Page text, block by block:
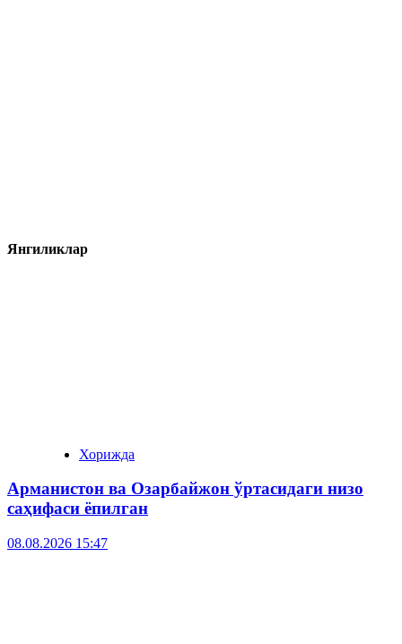
Янгиликлар
Хорижда
Арманистон ва Озарбайжон ўртасидаги низо
саҳифаси ёпилган
08.08.2026 15:47